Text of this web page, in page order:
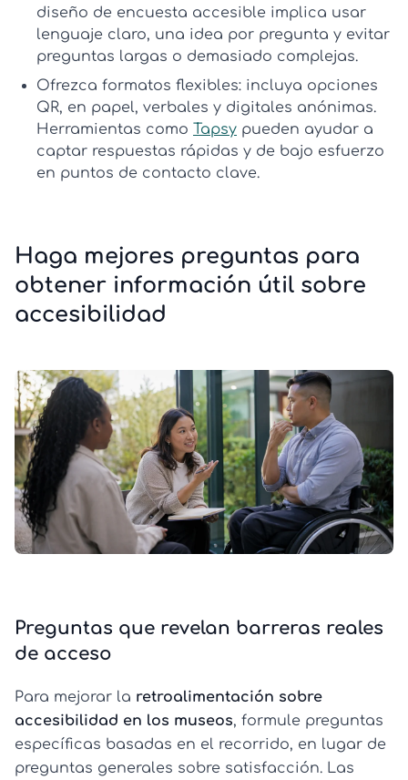
diseño de encuesta accesible implica usar
lenguaje claro, una idea por pregunta y evitar
preguntas largas o demasiado complejas.
Ofrezca formatos flexibles: incluya opciones
QR, en papel, verbales y digitales anónimas.
Herramientas como Tapsy pueden ayudar a
captar respuestas rápidas y de bajo esfuerzo
en puntos de contacto clave.
Haga mejores preguntas para
obtener información útil sobre
accesibilidad
Preguntas que revelan barreras reales
de acceso
Para mejorar la retroalimentación sobre
accesibilidad en los museos, formule preguntas
específicas basadas en el recorrido, en lugar de
preguntas generales sobre satisfacción. Las